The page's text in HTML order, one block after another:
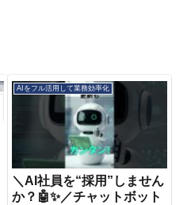
AIをフル活用して業務効率化
＼AI社員を“採用”しません
か？🤖✨／チャットボット